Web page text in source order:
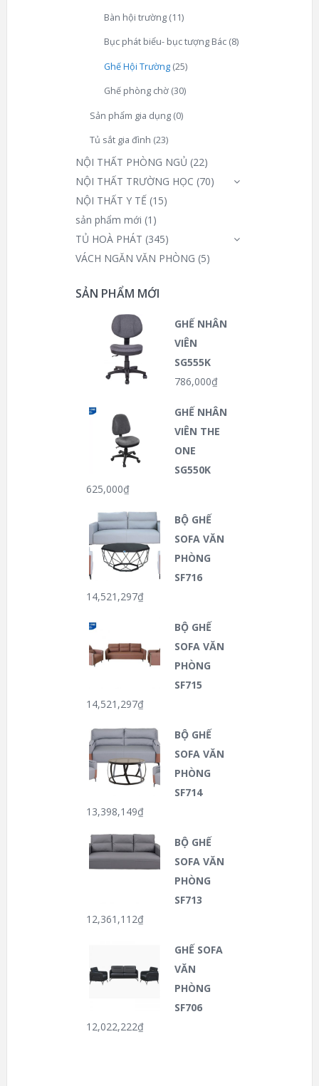
Bàn hội trường (11)
Bục phát biểu- bục tượng Bác (8)
Ghế Hội Trường (25)
Ghế phòng chờ (30)
Sản phẩm gia dụng (0)
Tủ sắt gia đình (23)
NỘI THẤT PHÒNG NGỦ (22)
NỘI THẤT TRƯỜNG HỌC (70)
NỘI THẤT Y TẾ (15)
sản phẩm mới (1)
TỦ HOÀ PHÁT (345)
VÁCH NGĂN VĂN PHÒNG (5)
SẢN PHẨM MỚI
GHẾ NHÂN
VIÊN
SG555K
786,000₫
GHẾ NHÂN
VIÊN THE
ONE
SG550K
625,000₫
BỘ GHẾ
SOFA VĂN
PHÒNG
SF716
14,521,297₫
BỘ GHẾ
SOFA VĂN
PHÒNG
SF715
14,521,297₫
BỘ GHẾ
SOFA VĂN
PHÒNG
SF714
13,398,149₫
BỘ GHẾ
SOFA VĂN
PHÒNG
SF713
12,361,112₫
GHẾ SOFA
VĂN
PHÒNG
SF706
12,022,222₫